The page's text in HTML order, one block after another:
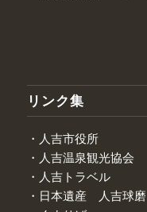
リンク集
・人吉市役所
・人吉温泉観光協会
・人吉トラベル
・日本遺産 人吉球磨